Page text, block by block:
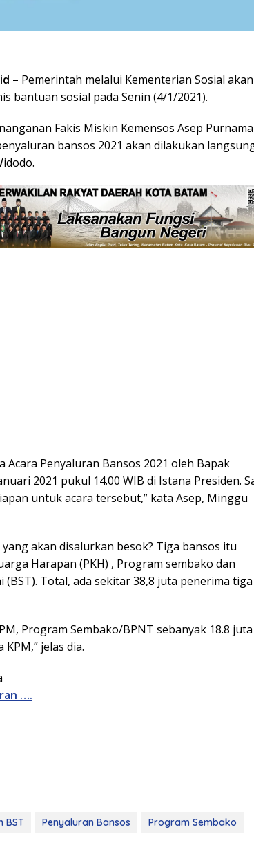
– Pemerintah melalui Kementerian Sosial akan
bantuan sosial pada Senin (4/1/2021).
Fakis Miskin Kemensos Asep Purnama
bansos 2021 akan dilakukan
Acara Penyaluran Bansos 2021 oleh Bapak
2021 pukul 14.00 WIB di Istana Presiden.
untuk acara tersebut,” kata Asep, Minggu
akan disalurkan besok? Tiga bansos itu
Harapan (PKH) , Program sembako dan
(BST). Total, ada sekitar 38,8 juta penerima tiga
Program Sembako/BPNT sebanyak 18.8 juta
KPM,” jelas dia.
….
BST Penyaluran Bansos Program Sembako